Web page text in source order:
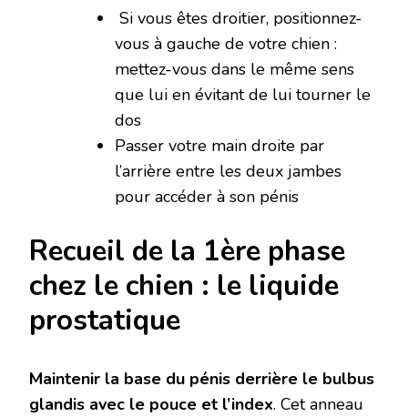
Si vous êtes droitier, positionnez-
vous à gauche de votre chien :
mettez-vous dans le même sens
que lui en évitant de lui tourner le
dos
Passer votre main droite par
l’arrière entre les deux jambes
pour accéder à son pénis
Recueil de la 1ère phase
chez le chien : le liquide
prostatique
Maintenir la base du pénis derrière le bulbus
glandis avec le pouce et l’index. Cet anneau